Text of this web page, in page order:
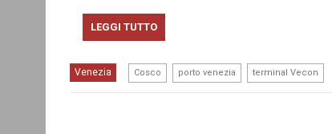
LEGGI TUTTO
Venezia Cosco porto venezia terminal Vecon